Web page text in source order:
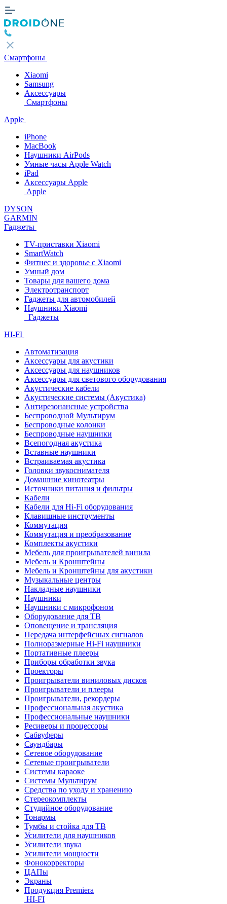
Смартфоны
Xiaomi
Samsung
Аксессуары
Смартфоны
Apple
iPhone
MacBook
Наушники AirPods
Умные часы Apple Watch
iPad
Аксессуары Apple
Apple
DYSON
GARMIN
Гаджеты
TV-приставки Xiaomi
SmartWatch
Фитнес и здоровье с Xiaomi
Умный дом
Товары для вашего дома
Электротранспорт
Гаджеты для автомобилей
Наушники Xiaomi
Гаджеты
HI-FI
Автоматизация
Аксессуары для акустики
Аксессуары для наушников
Аксессуары для светового оборудования
Акустические кабели
Акустические системы (Акустика)
Антирезонансные устройства
Беспроводной Мультирум
Беспроводные колонки
Беспроводные наушники
Всепогодная акустика
Вставные наушники
Встраиваемая акустика
Головки звукоснимателя
Домашние кинотеатры
Источники питания и фильтры
Кабели
Кабели для Hi-Fi оборудования
Клавишные инструменты
Коммутация
Коммутация и преобразование
Комплекты акустики
Мебель для проигрывателей винила
Мебель и Кронштейны
Мебель и Кронштейны для акустики
Музыкальные центры
Накладные наушники
Наушники
Наушники с микрофоном
Оборудование для ТВ
Оповещение и трансляция
Передача интерфейсных сигналов
Полноразмерные Hi-Fi наушники
Портативные плееры
Приборы обработки звука
Проекторы
Проигрыватели виниловых дисков
Проигрыватели и плееры
Проигрыватели, рекордеры
Профессиональная акустика
Профессиональные наушники
Ресиверы и процессоры
Сабвуферы
Саундбары
Сетевое оборудование
Сетевые проигрыватели
Системы караоке
Системы Мультирум
Средства по уходу и хранению
Стереокомплекты
Студийное оборудование
Тонармы
Тумбы и стойка для ТВ
Усилители для наушников
Усилители звука
Усилители мощности
Фонокорректоры
ЦАПы
Экраны
Продукция Premiera
HI-FI